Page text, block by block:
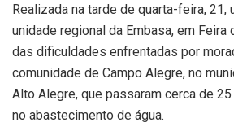
Realizada na tarde de quarta-feira, 21,
unidade regional da Embasa, em Feira
das dificuldades enfrentadas por
comunidade de Campo Alegre, no
Alto Alegre, que passaram cerca de
no abastecimento de água.